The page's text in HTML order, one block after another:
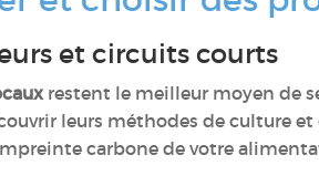
et circuits courts
restent le meilleur moyen de
leurs méthodes de culture
carbone de votre